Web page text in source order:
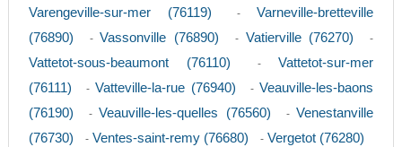
Varengeville-sur-mer (76119) - Varneville-bretteville
(76890)
- Vassonville (76890) - Vatierville (76270) -
Vattetot-sous-beaumont (76110) - Vattetot-sur-mer
(76111)
- Vatteville-la-rue (76940) - Veauville-les-baons
(76190)
- Veauville-les-quelles (76560) - Venestanville
(76730)
- Ventes-saint-remy (76680) - Vergetot (76280)